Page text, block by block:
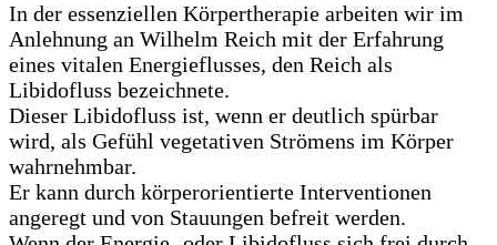
In der essenziellen Körpertherapie arbeiten wir im
Anlehnung an Wilhelm Reich mit der Erfahrung
eines vitalen Energieflusses, den Reich als
Libidofluss bezeichnete.
Dieser Libidofluss ist, wenn er deutlich spürbar
wird, als Gefühl vegetativen Strömens im Körper
wahrnehmbar.
Er kann durch körperorientierte Interventionen
angeregt und von Stauungen befreit werden.